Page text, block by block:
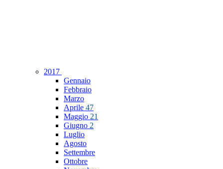
2017
Gennaio
Febbraio
Marzo
Aprile 47
Maggio 21
Giugno 2
Luglio
Agosto
Settembre
Ottobre